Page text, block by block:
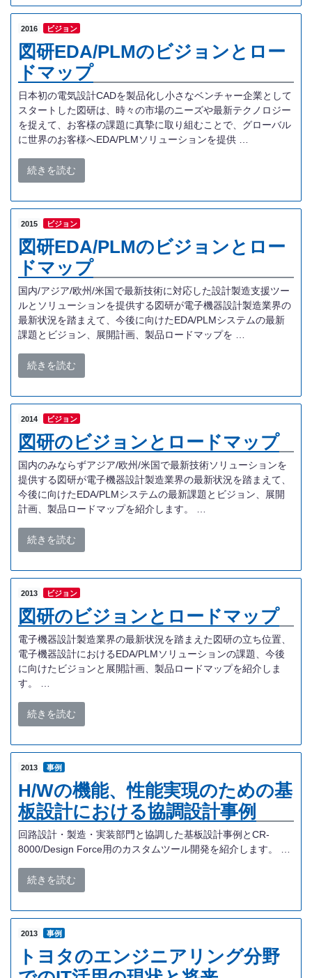
2016 ビジョン
図研EDA/PLMのビジョンとロー
ドマップ
日本初の電気設計CADを製品化し小さなベンチャー企業として
スタートした図研は、時々の市場のニーズや最新テクノロジー
を捉えて、お客様の課題に真摯に取り組むことで、グローバル
に世界のお客様へEDA/PLMソリューションを提供 …
続きを読む
2015 ビジョン
図研EDA/PLMのビジョンとロー
ドマップ
国内/アジア/欧州/米国で最新技術に対応した設計製造支援ツー
ルとソリューションを提供する図研が電子機器設計製造業界の
最新状況を踏まえて、今後に向けたEDA/PLMシステムの最新
課題とビジョン、展開計画、製品ロードマップを …
続きを読む
2014 ビジョン
図研のビジョンとロードマップ
国内のみならずアジア/欧州/米国で最新技術ソリューションを
提供する図研が電子機器設計製造業界の最新状況を踏まえて、
今後に向けたEDA/PLMシステムの最新課題とビジョン、展開
計画、製品ロードマップを紹介します。 …
続きを読む
2013 ビジョン
図研のビジョンとロードマップ
電子機器設計製造業界の最新状況を踏まえた図研の立ち位置、
電子機器設計におけるEDA/PLMソリューションの課題、今後
に向けたビジョンと展開計画、製品ロードマップを紹介しま
す。 …
続きを読む
2013 事例
H/Wの機能、性能実現のための基
板設計における協調設計事例
回路設計・製造・実装部門と協調した基板設計事例とCR-
8000/Design Force用のカスタムツール開発を紹介します。 …
続きを読む
2013 事例
トヨタのエンジニアリング分野